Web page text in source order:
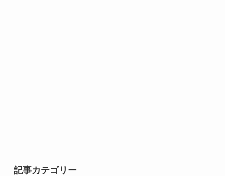
記事カテゴリー